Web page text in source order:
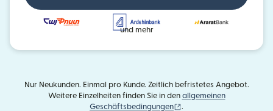
und mehr
Nur Neukunden. Einmal pro Kunde. Zeitlich befristetes Angebot.
Weitere Einzelheiten finden Sie in den allgemeinen
Geschäftsbedingungen
.